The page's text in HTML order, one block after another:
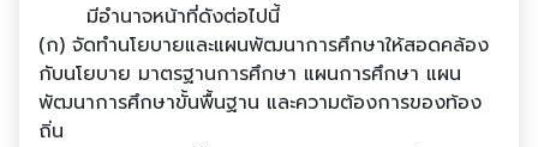
มีอํานาจหน้าที่ดังต่อไปนี้
(ก) จัดทํานโยบายและแผนพัฒนาการศึกษาให้สอดคล้อง
กับนโยบาย มาตรฐานการศึกษา แผนการศึกษา แผน
พัฒนาการศึกษาขั้นพื้นฐาน และความต้องการของท้อง
ถิ่น